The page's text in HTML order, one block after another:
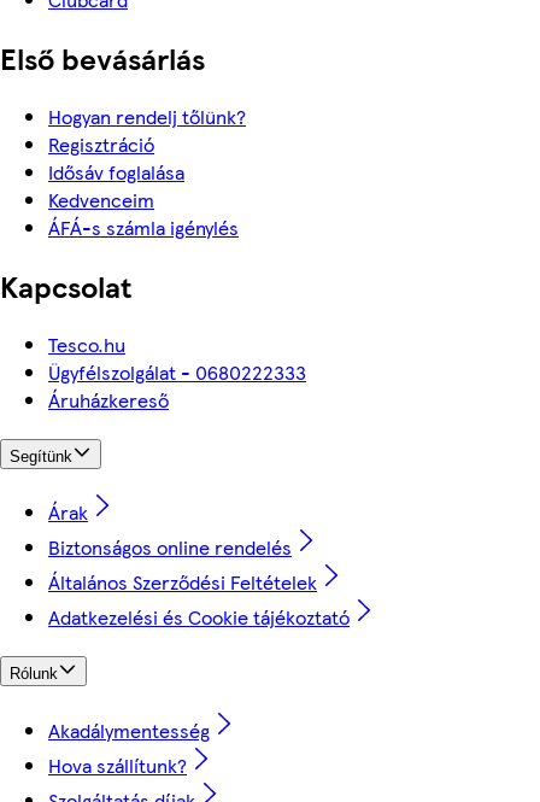
Első bevásárlás
Hogyan rendelj tőlünk?
Regisztráció
Idősáv foglalása
Kedvenceim
ÁFÁ-s számla igénylés
Kapcsolat
Tesco.hu
Ügyfélszolgálat - 0680222333
Áruházkereső
Segítünk
Árak
Biztonságos online rendelés
Általános Szerződési Feltételek
Adatkezelési és Cookie tájékoztató
Rólunk
Akadálymentesség
Hova szállítunk?